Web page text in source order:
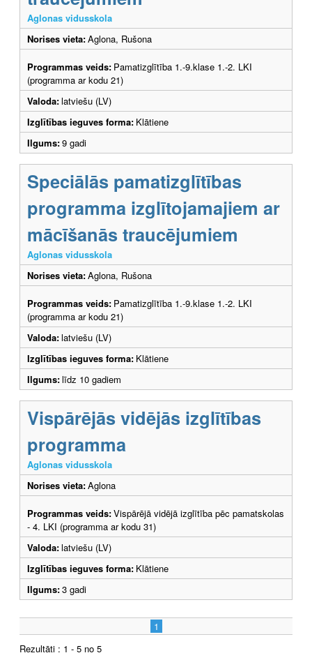
Aglonas vidusskola
Norises vieta:Aglona, Rušona
Programmas veids: Pamatizglītība 1.-9.klase 1.-2. LKI
(programma ar kodu 21)
Valoda:latviešu (LV)
Izglītības ieguves forma: Klātiene
Ilgums:9 gadi
Speciālās pamatizglītības
programma izglītojamajiem ar
mācīšanās traucējumiem
Aglonas vidusskola
Norises vieta:Aglona, Rušona
Programmas veids: Pamatizglītība 1.-9.klase 1.-2. LKI
(programma ar kodu 21)
Valoda:latviešu (LV)
Izglītības ieguves forma: Klātiene
Ilgums:līdz 10 gadiem
Vispārējās vidējās izglītības
programma
Aglonas vidusskola
Norises vieta:Aglona
Programmas veids:Vispārējā vidējā izglītība pēc pamatskolas
- 4. LKI (programma ar kodu 31)
Valoda:latviešu (LV)
Izglītības ieguves forma: Klātiene
Ilgums:3 gadi
1
Rezultāti : 1 - 5 no 5